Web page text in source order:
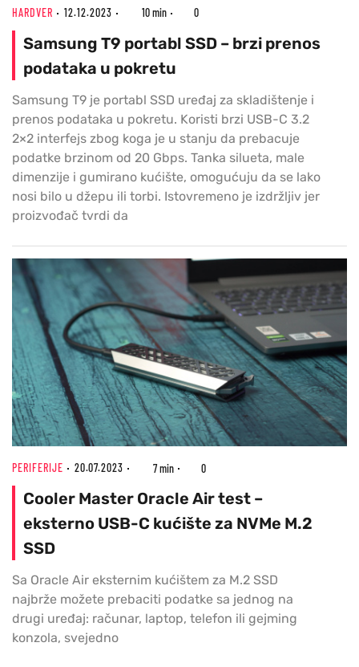
HARDVER 12.12.2023 10 min 0
Samsung T9 portabl SSD – brzi prenos
podataka u pokretu
Samsung T9 je portabl SSD uređaj za skladištenje i
prenos podataka u pokretu. Koristi brzi USB-C 3.2
2×2 interfejs zbog koga je u stanju da prebacuje
podatke brzinom od 20 Gbps. Tanka silueta, male
dimenzije i gumirano kućište, omogućuju da se lako
nosi bilo u džepu ili torbi. Istovremeno je izdržljiv jer
proizvođač tvrdi da
PERIFERIJE 20.07.2023 7 min 0
Cooler Master Oracle Air test –
eksterno USB-C kućište za NVMe M.2
SSD
Sa Oracle Air eksternim kućištem za M.2 SSD
najbrže možete prebaciti podatke sa jednog na
drugi uređaj: računar, laptop, telefon ili gejming
konzola, svejedno